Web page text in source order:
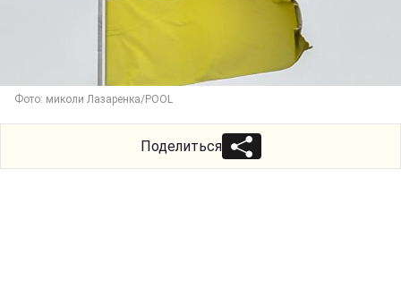
Фото: миколи Лазаренка/POOL
Поделиться